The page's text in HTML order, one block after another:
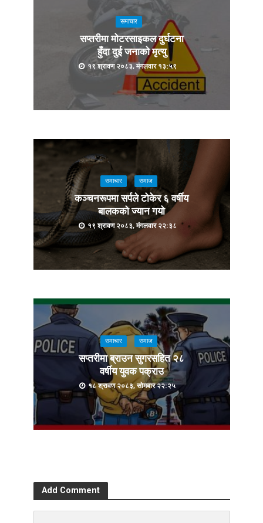
समाचार
सप्तरीमा मोटरसाइकल दुर्घटना
हुँदा दुई जनाको मृत्यु
१९ श्रावण २०८३, मंगलवार १३:५९
समाचार समाज
कञ्चनरूपमा सर्पले टोकेर ६ वर्षीय
बालकको ज्यान गयो
१९ श्रावण २०८३, मंगलवार २२:३८
समाचार समाज
सप्तरीमा ब्राउन सुगरसहित २८
वर्षीय युवक पक्राउ
१८ श्रावण २०८३, सोमबार २२:२५
Add Comment